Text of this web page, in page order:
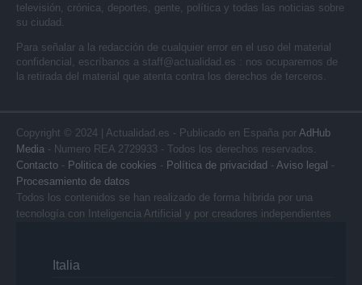
televisión, crónica, deportes, gente, política y todas las noticias sobre
su ciudad.
Para señalar a la redacción de cualquier error en el uso del material
confidencial, escríbanos a staff@actualidad.es : nos ocuparemos de
la retirada del material que atenta contra los derechos de terceros.
Copyright © 2024 | Actualidad.es - Publicado en España por AdHub
Media - Numero REA 2729933 - Todos los derechos reservados.
Contacto - Politica de cookies - Política de privacidad - Aviso legal -
Procesamiento de datos
Todos los contenidos se han realizado de forma híbrida por una
tecnología con Inteligencia Artificial y por creadores independientes
Italia